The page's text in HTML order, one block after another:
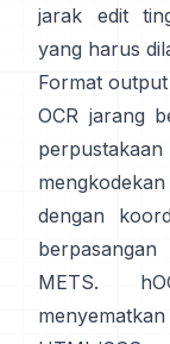
jarak edit
yang harus
Format
OCR jarang
perpustakaan
dengan
METS.